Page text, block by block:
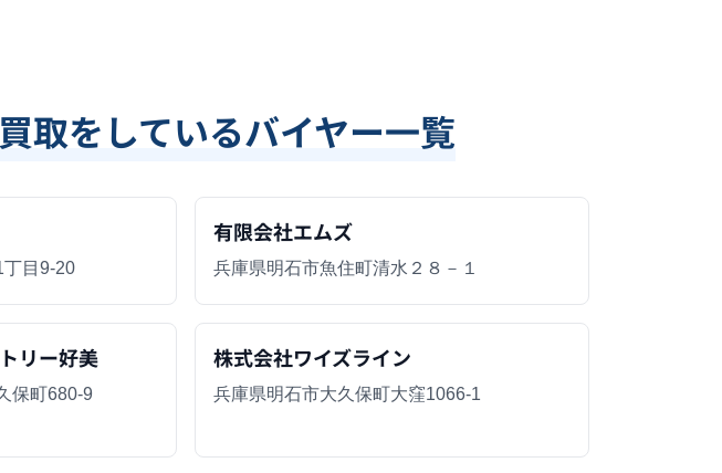
取をしているバイヤー一覧
丁目9-20
有限会社エムズ
兵庫県明石市魚住町清水２８－１
リー好美
保町680-9
株式会社ワイズライン
兵庫県明石市大久保町大窪1066-1